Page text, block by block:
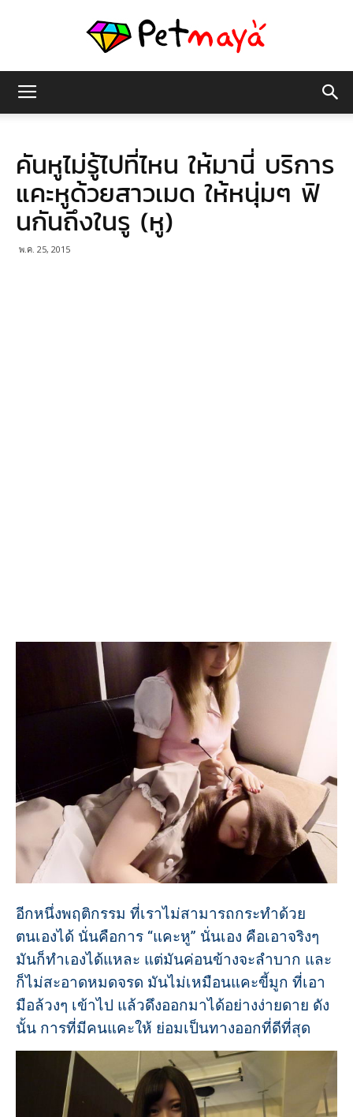
มายา
คันหูไม่รู้ไปที่ไหน ให้มานี่ บริการ
แคะหูด้วยสาวเมด ให้หนุ่มๆ ฟิ
นกันถึงในรู (หู)
พ.ค. 25, 2015
อีกหนึ่งพฤติกรรม ที่เราไม่สามารถกระทำด้วย
ตนเองได้ นั่นคือการ “แคะหู” นั่นเอง คือเอาจริงๆ
มันก็ทำเองได้แหละ แต่มันค่อนข้างจะลำบาก และ
ก็ไม่สะอาดหมดจรด มันไม่เหมือนแคะขี้มูก ที่เอา
มือล้วงๆ เข้าไป แล้วดึงออกมาได้อย่างง่ายดาย ดัง
นั้น การที่มีคนแคะให้ ย่อมเป็นทางออกที่ดีที่สุด